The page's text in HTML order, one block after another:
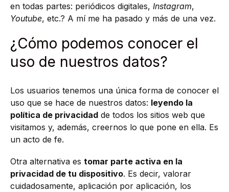
en todas partes: periódicos digitales, Instagram,
Youtube, etc.? A mí me ha pasado y más de una vez.
¿Cómo podemos conocer el
uso de nuestros datos?
Los usuarios tenemos una única forma de conocer el
uso que se hace de nuestros datos: leyendo la
política de privacidad de todos los sitios web que
visitamos y, además, creernos lo que pone en ella. Es
un acto de fe.
Otra alternativa es tomar parte activa en la
privacidad de tu dispositivo. Es decir, valorar
cuidadosamente, aplicación por aplicación, los